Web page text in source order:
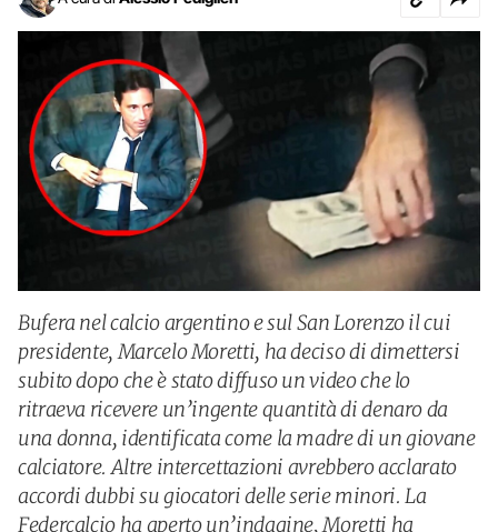
Bufera nel calcio argentino e sul San Lorenzo il cui
presidente, Marcelo Moretti, ha deciso di dimettersi
subito dopo che è stato diffuso un video che lo
ritraeva ricevere un’ingente quantità di denaro da
una donna, identificata come la madre di un giovane
calciatore. Altre intercettazioni avrebbero acclarato
accordi dubbi su giocatori delle serie minori. La
Federcalcio ha aperto un’indagine, Moretti ha